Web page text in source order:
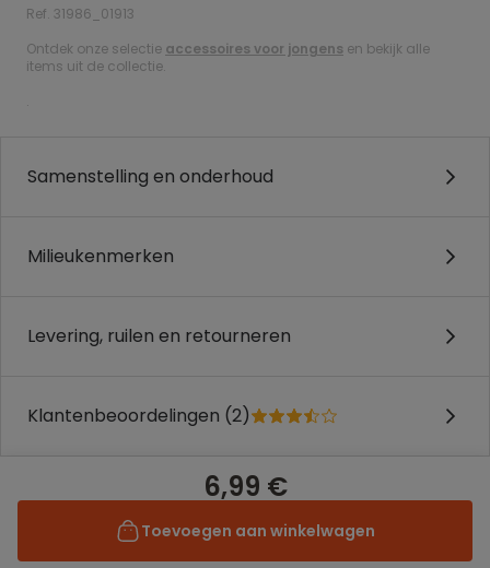
Ref. 31986_01913
Ontdek onze selectie accessoires voor jongens en bekijk alle
items uit de collectie.
.
Samenstelling en onderhoud
Milieukenmerken
Levering, ruilen en retourneren
Klantenbeoordelingen (2)
6,99 €
Toevoegen aan winkelwagen